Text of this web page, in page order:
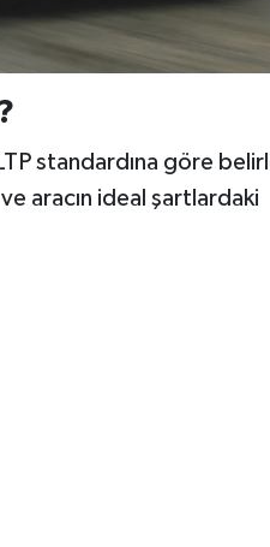
standardına göre
aracın ideal şartlardaki